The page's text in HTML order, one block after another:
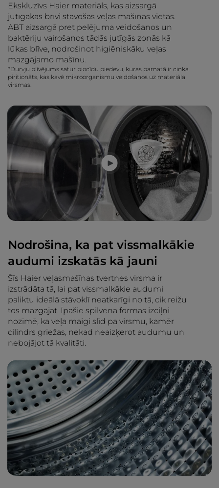
Ekskluzīvs Haier materiāls, kas aizsargā
jutīgākās brīvi stāvošās veļas mašīnas vietas.
ABT aizsargā pret pelējuma veidošanos un
baktēriju vairošanos tādās jutīgās zonās kā
lūkas blīve, nodrošinot higiēniskāku veļas
mazgājamo mašīnu.
*Durvju blīvējums satur biocīdu piedevu, kuras pamatā ir cinka
piritionāts, kas kavē mikroorganismu veidošanos uz materiāla
virsmas.
Nodrošina, ka pat vissmalkākie
audumi izskatās kā jauni
Šīs Haier veļasmašīnas tvertnes virsma ir
izstrādāta tā, lai pat vissmalkākie audumi
paliktu ideālā stāvoklī neatkarīgi no tā, cik reižu
tos mazgājat. Īpašie spilvena formas izciļņi
nozīmē, ka veļa maigi slīd pa virsmu, kamēr
cilindrs griežas, nekad neaizķerot audumu un
nebojājot tā kvalitāti.